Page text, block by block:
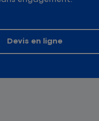
Devis en ligne